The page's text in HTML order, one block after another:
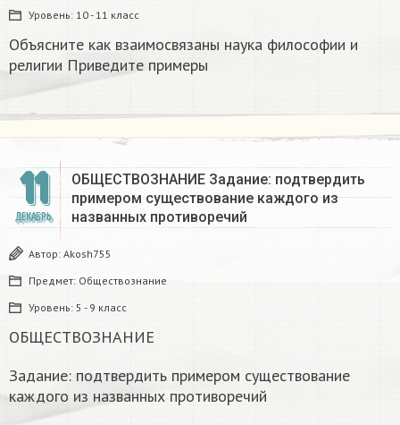
Уровень: 10 - 11 класс
Объясните как взаимосвязаны наука философии и
религии Приведите примеры​
11
ДЕКАБРЬ
ОБЩЕСТВОЗНАНИЕ Задание: подтвердить
примером существование каждого из
названных противоречий
Автор: Akosh755
Предмет: Обществознание
Уровень: 5 - 9 класс
ОБЩЕСТВОЗНАНИЕ
Задание: подтвердить примером существование
каждого из названных противоречий